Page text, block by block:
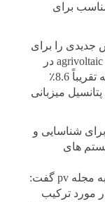
برای
جدیدی را برای
شناسایی سطوح مناسب برای پروژه های agrivoltaic در
کشور خود ترسیم کرده اند. آنها دریافتند که تقریباً 8.6٪
پتانسیل میزبانی
شناسایی و
های
پیترو کامپانا یکی از نویسندگان این مقاله به مجله pv گفت:
مورد ترکیب